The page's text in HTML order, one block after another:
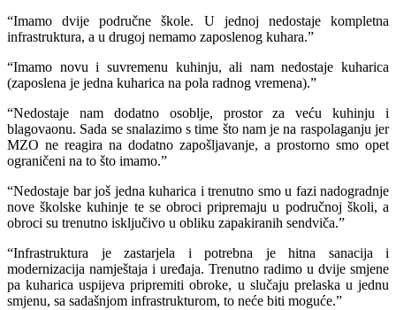
“Imamo dvije područne škole. U jednoj nedostaje kompletna
infrastruktura, a u drugoj nemamo zaposlenog kuhara.”
“Imamo novu i suvremenu kuhinju, ali nam nedostaje kuharica
(zaposlena je jedna kuharica na pola radnog vremena).”
“Nedostaje nam dodatno osoblje, prostor za veću kuhinju i
blagovaonu. Sada se snalazimo s time što nam je na raspolaganju jer
MZO ne reagira na dodatno zapošljavanje, a prostorno smo opet
ograničeni na to što imamo.”
“Nedostaje bar još jedna kuharica i trenutno smo u fazi nadogradnje
nove školske kuhinje te se obroci pripremaju u područnoj školi, a
obroci su trenutno isključivo u obliku zapakiranih sendviča.”
“Infrastruktura je zastarjela i potrebna je hitna sanacija i
modernizacija namještaja i uređaja. Trenutno radimo u dvije smjene
pa kuharica uspijeva pripremiti obroke, u slučaju prelaska u jednu
smjenu, sa sadašnjom infrastrukturom, to neće biti moguće.”